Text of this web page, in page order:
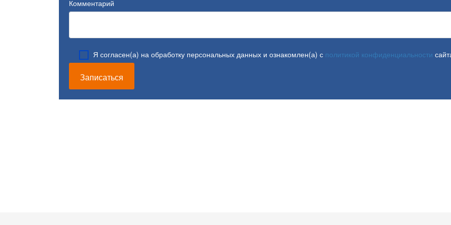
Комментарий
Я согласен(а) на обработку персональных данных и ознакомлен(а) с политикой конфиденциальности
Записаться